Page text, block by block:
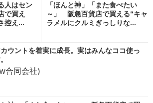
人はセン
で買え
控え...
「ほんと神」「また食べたい
～」 阪急百貨店で買える“キャ
ラメルにクルミぎっしりな...
ウントを着実に成長。実はみんなココ使っ
合同会社)